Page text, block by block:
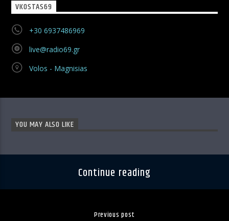
VKOSTAS69
+30 6937486969
live@radio69.gr
Volos - Magnisias
YOU MAY ALSO LIKE
Continue reading
Previous post